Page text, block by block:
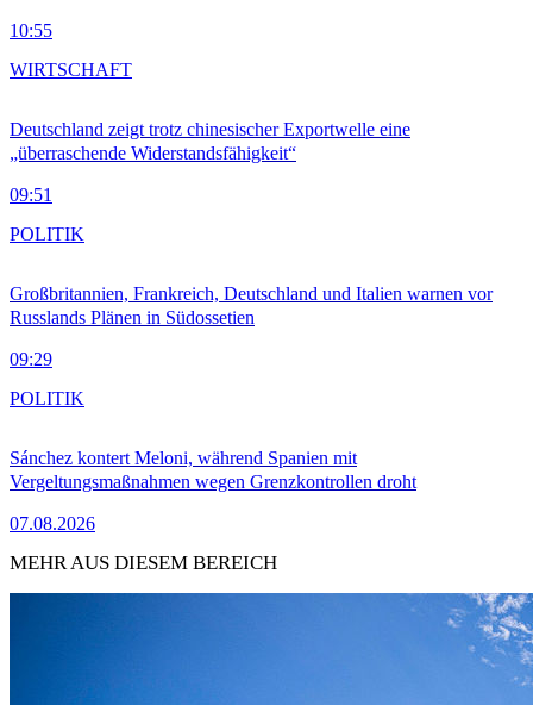
10:55
Deutschland zeigt trotz chinesischer Exportwelle eine
„überraschende Widerstandsfähigkeit“
09:51
WIRTSCHAFT
Großbritannien, Frankreich, Deutschland und Italien warnen vor
Russlands Plänen in Südossetien
09:29
POLITIK
Sánchez kontert Meloni, während Spanien mit
Vergeltungsmaßnahmen wegen Grenzkontrollen droht
07.08.2026
POLITIK
MEHR AUS DIESEM BEREICH